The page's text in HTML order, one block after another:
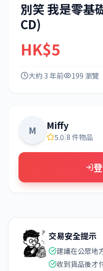
別笑 我是零基
CD)
HK$5
大約 3 年前 199 瀏覽
M Miffy
5.0|8 件物品
交易安全提示
建議在公眾地
收到貨品後才